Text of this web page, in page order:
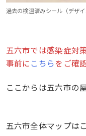
過去の検温済みシール（デザ
五六市では感染症対
事前に こちら をご確
ここからは五六市の
五六市全体マップは